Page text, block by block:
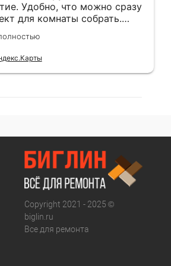
Удобно, что можно сразу
для комнаты собрать.
Copyright 2021 - 2025 ©
biglin.ru
Все для ремонта